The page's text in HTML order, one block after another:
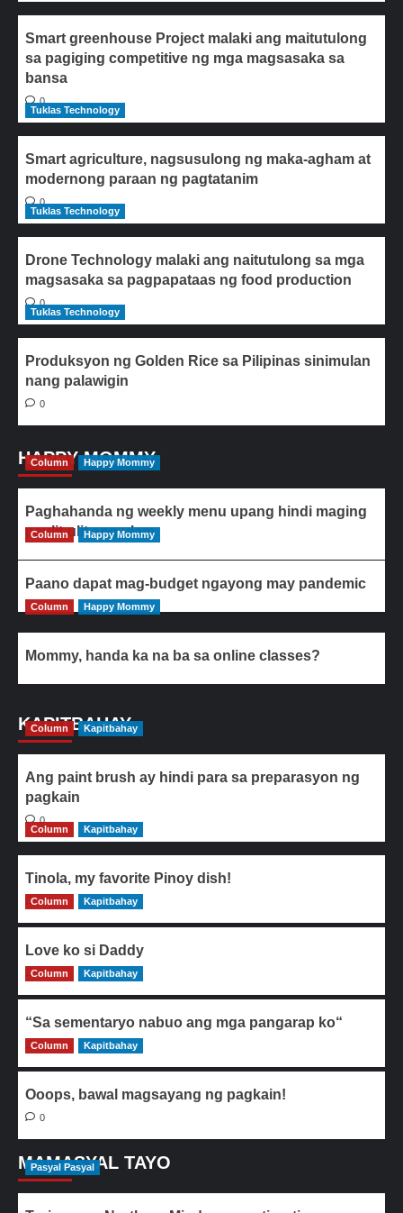
Smart greenhouse Project malaki ang maitutulong
sa pagiging competitive ng mga magsasaka sa
bansa
0
Tuklas Technology
Smart agriculture, nagsusulong ng maka-agham at
modernong paraan ng pagtatanim
0
Tuklas Technology
Drone Technology malaki ang naitutulong sa mga
magsasaka sa pagpapataas ng food production
0
Tuklas Technology
Produksyon ng Golden Rice sa Pilipinas sinimulan
nang palawigin
0
HAPPY MOMMY
Column Happy Mommy
Paghahanda ng weekly menu upang hindi maging
paulit-ulit ang ulam
Column Happy Mommy
Paano dapat mag-budget ngayong may pandemic
Column Happy Mommy
Mommy, handa ka na ba sa online classes?
KAPITBAHAY
Column Kapitbahay
Ang paint brush ay hindi para sa preparasyon ng
pagkain
0
Column
Kapitbahay
Tinola, my favorite Pinoy dish!
0
Column Kapitbahay
Love ko si Daddy
0
Column Kapitbahay
“Sa sementaryo nabuo ang mga pangarap ko“
0
Column Kapitbahay
Ooops, bawal magsayang ng pagkain!
0
MAMASYAL TAYO
Pasyal Pasyal